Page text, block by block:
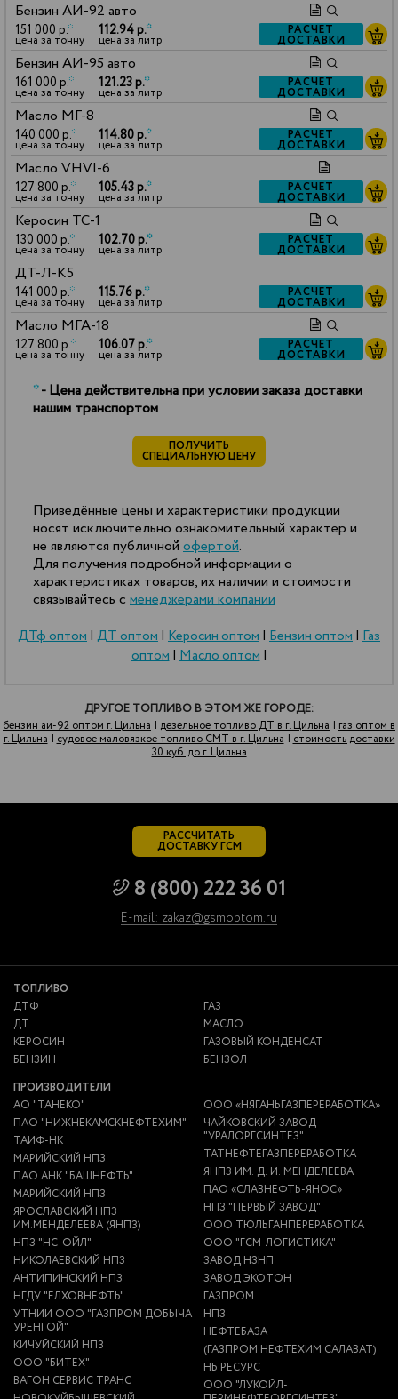
Бензин АИ-92 авто
151 000 р.*
цена за тонну
112.94 р.*
цена за литр
РАСЧЕТ
ДОСТАВКИ
Бензин АИ-95 авто
161 000 р.*
цена за тонну
121.23 р.*
цена за литр
РАСЧЕТ
ДОСТАВКИ
Масло МГ-8
140 000 р.*
цена за тонну
114.80 р.*
цена за литр
РАСЧЕТ
ДОСТАВКИ
Масло VHVI-6
127 800 р.*
цена за тонну
105.43 р.*
цена за литр
РАСЧЕТ
ДОСТАВКИ
Керосин ТС-1
130 000 р.*
цена за тонну
102.70 р.*
цена за литр
РАСЧЕТ
ДОСТАВКИ
ДТ-Л-К5
141 000 р.*
цена за тонну
115.76 р.*
цена за литр
РАСЧЕТ
ДОСТАВКИ
Масло МГА-18
127 800 р.*
цена за тонну
106.07 р.*
цена за литр
РАСЧЕТ
ДОСТАВКИ
*- Цена действительна при условии заказа доставки
нашим транспортом
ПОЛУЧИТЬ
СПЕЦИАЛЬНУЮ ЦЕНУ
Приведённые цены и характеристики продукции
носят исключительно ознакомительный характер и
не являются публичной офертой.
Для получения подробной информации о
характеристиках товаров, их наличии и стоимости
связывайтесь с менеджерами компании
ДТф оптом| ДТ оптом| Керосин оптом| Бензин оптом| Газ
оптом|Масло оптом|
ДРУГОЕ ТОПЛИВО В ЭТОМ ЖЕ ГОРОДЕ:
бензин аи-92 оптом г. Цильна | дезельное топливо ДТ в г. Цильна | газ оптом в
г. Цильна | судовое маловязкое топливо СМТ в г. Цильна | стоимость доставки
30 куб. до г. Цильна
РАССЧИТАТЬ
ДОСТАВКУ ГСМ
8 (800) 222 36 01
E-mail: zakaz@gsmoptom.ru
ТОПЛИВО
ДТФ
ДТ
КЕРОСИН
БЕНЗИН
ГАЗ
МАСЛО
ГАЗОВЫЙ КОНДЕНСАТ
БЕНЗОЛ
ПРОИЗВОДИТЕЛИ
АО "ТАНЕКО"
ПАО "НИЖНЕКАМСКНЕФТЕХИМ"
ТАИФ-НК
МАРИЙСКИЙ НПЗ
ПАО АНК "БАШНЕФТЬ"
МАРИЙСКИЙ НПЗ
ЯРОСЛАВСКИЙ НПЗ
ИМ.МЕНДЕЛЕЕВА (ЯНПЗ)
НПЗ "НС-ОЙЛ"
НИКОЛАЕВСКИЙ НПЗ
АНТИПИНСКИЙ НПЗ
НГДУ "ЕЛХОВНЕФТЬ"
УТНИИ ООО "ГАЗПРОМ ДОБЫЧА
УРЕНГОЙ"
КИЧУЙСКИЙ НПЗ
ООО "БИТЕХ"
ВАГОН СЕРВИС ТРАНС
ООО «НЯГАНЬГАЗПЕРЕРАБОТКА»
ЧАЙКОВСКИЙ ЗАВОД
"УРАЛОРГСИНТЕЗ"
ТАТНЕФТЕГАЗПЕРЕРАБОТКА
ЯНПЗ ИМ. Д. И. МЕНДЕЛЕЕВА
ПАО «СЛАВНЕФТЬ-ЯНОС»
НПЗ "ПЕРВЫЙ ЗАВОД"
ООО ТЮЛЬГАНПЕРЕРАБОТКА
ООО "ГСМ-ЛОГИСТИКА"
ЗАВОД НЗНП
ЗАВОД ЭКОТОН
ГАЗПРОМ
НПЗ
НЕФТЕБАЗА
(ГАЗПРОМ НЕФТЕХИМ САЛАВАТ)
НБ РЕСУРС
ООО "ЛУКОЙЛ-